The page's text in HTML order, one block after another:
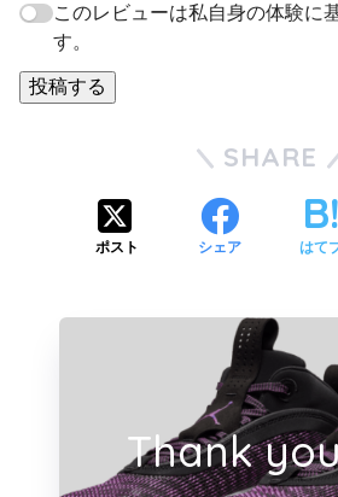
このレビューは私自身の体験に
す。
投稿する
SHARE
ポスト シェア はて
Thank